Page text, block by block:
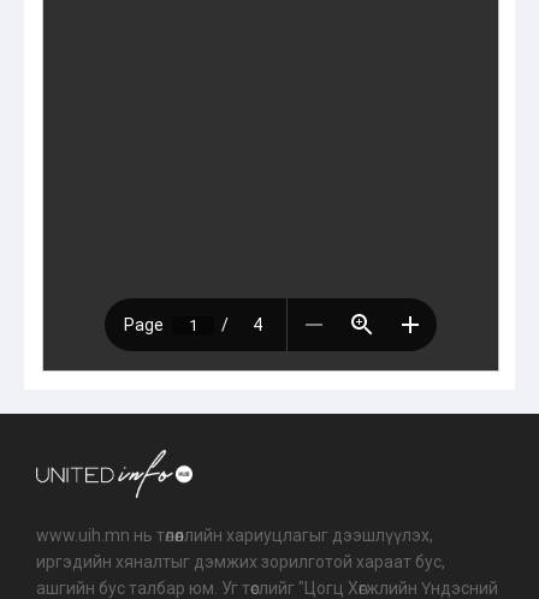
www.uih.mn нь төлөөллийн хариуцлагыг дээшлүүлэх,
иргэдийн хяналтыг дэмжих зорилготой хараат бус,
ашгийн бус талбар юм. Уг төслийг "Цогц Хөгжлийн Үндэсний